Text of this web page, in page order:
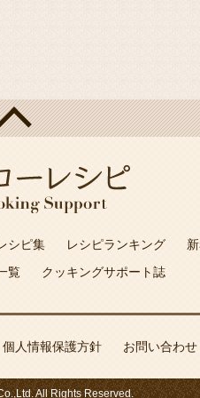
シピ集 レシピランキング
覧 クッキングサポート誌
個人情報保護方針 お問い合わせ
All Rights Reserved.